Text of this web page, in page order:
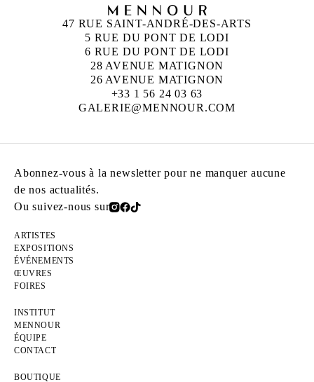
47 RUE SAINT-ANDRÉ-DES-ARTS
5 RUE DU PONT DE LODI
6 RUE DU PONT DE LODI
28 AVENUE MATIGNON
26 AVENUE MATIGNON
+33 1 56 24 03 63
GALERIE@MENNOUR.COM
Abonnez-vous à la newsletter pour ne manquer aucune
de nos actualités.
Ou suivez-nous sur
ARTISTES
EXPOSITIONS
ÉVÉNEMENTS
ŒUVRES
FOIRES
INSTITUT
MENNOUR
ÉQUIPE
CONTACT
BOUTIQUE